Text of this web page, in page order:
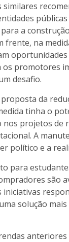
públicas
a
frente, na
promotores
desafio.
da
tinha o
projetos de
A
político e a
para
são
solução
anteriores